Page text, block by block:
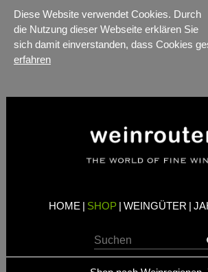
Diese Website verwendet Cookies. Durch
die Nutzung dieser Webseite erklären Sie
sich damit einverstanden, dass Cookies
erfahren
HOME | SHOP | WEINGÜTER |